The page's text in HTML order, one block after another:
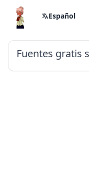
Español
Fuentes gratis